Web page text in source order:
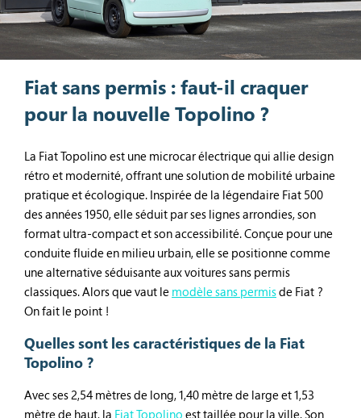
Fiat sans permis : faut-il craquer
pour la nouvelle Topolino ?
La Fiat Topolino est une microcar électrique qui allie design
rétro et modernité, offrant une solution de mobilité urbaine
pratique et écologique. Inspirée de la légendaire Fiat 500
des années 1950, elle séduit par ses lignes arrondies, son
format ultra-compact et son accessibilité. Conçue pour une
conduite fluide en milieu urbain, elle se positionne comme
une alternative séduisante aux voitures sans permis
classiques. Alors que vaut le modèle sans permisde Fiat ?
On fait le point !
Quelles sont les caractéristiques de la Fiat
Topolino ?
Avec ses 2,54 mètres de long, 1,40 mètre de large et 1,53
mètre de haut, la Fiat Topolino est taillée pour la ville. Son